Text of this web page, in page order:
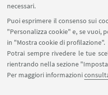
necessari.
Puoi esprimere il consenso sui
"Personalizza cookie" e, se vuoi,
in "Mostra cookie di profilazione".
Potrai sempre rivedere le tue
rientrando nella sezione
Per maggiori informazioni
SEGUI